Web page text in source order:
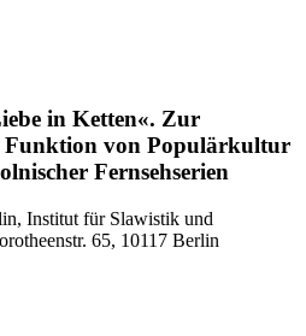
in Ketten«. Zur
Funktion von Populärkultur
Fernsehserien
Institut für Slawistik und
65, 10117 Berlin